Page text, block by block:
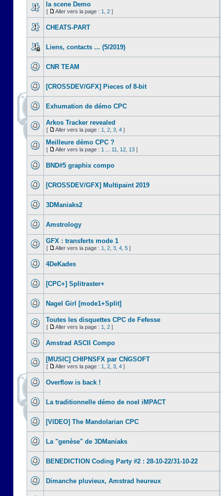
la scene Demo
[ Aller vers la page : 1 2 ]
CHEATS-PART
Liens, contacts ... (5/2019)
CNR TEAM
[CROSSDEV/GFX] Pieces of 8-bit
Exhumation de démo CPC
Arkos Tracker revealed
[ Aller vers la page : 1 2 3 4 ]
Meilleure démo CPC ?
[ Aller vers la page : 1 11 12 13 ]
BND#5 graphix compo
[CROSSDEV/GFX] Multipaint 2019
3DManiaks2
Amstrology
GFX : transferts mode 1
[ Aller vers la page : 1 2 3 4 5 ]
4DeKades
[CPC+] Splitraster+
Nagel Girl [mode1+Split]
Toutes les disquettes CPC de Fefesse
[ Aller vers la page : 1 2 ]
Amstrad ASCII Compo
[MUSIC] CHIPNSFX par CNGSOFT
[ Aller vers la page : 1 2 3 4 ]
Overflow is back !
La traditionnelle démo de noel iMPACT
[VIDEO] The Mandolarian CPC
La "genèse" de 3DManiaks
BENEDICTION Coding Party #2 : 28-10-22/31-10-22
Dimanche pluvieux, Amstrad heureux